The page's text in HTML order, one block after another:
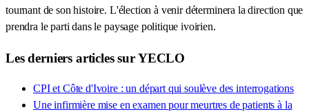
tournant de son histoire. L'élection à venir déterminera la direction que
prendra le parti dans le paysage politique ivoirien.
Les derniers articles sur YECLO
CPI et Côte d'Ivoire : un départ qui soulève des interrogations
Une infirmière mise en examen pour meurtres de patients à la